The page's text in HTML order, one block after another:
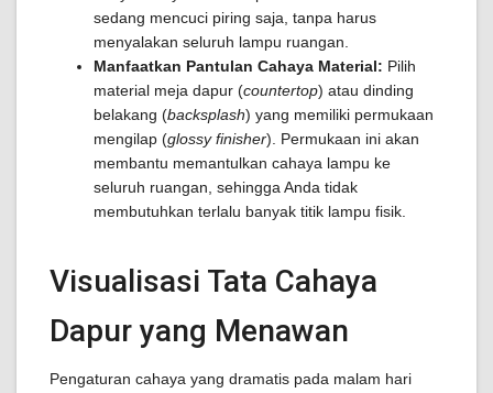
sedang mencuci piring saja, tanpa harus
menyalakan seluruh lampu ruangan.
Manfaatkan Pantulan Cahaya Material: Pilih
material meja dapur (countertop) atau dinding
belakang (backsplash) yang memiliki permukaan
mengilap (glossy finisher). Permukaan ini akan
membantu memantulkan cahaya lampu ke
seluruh ruangan, sehingga Anda tidak
membutuhkan terlalu banyak titik lampu fisik.
Visualisasi Tata Cahaya
Dapur yang Menawan
Pengaturan cahaya yang dramatis pada malam hari